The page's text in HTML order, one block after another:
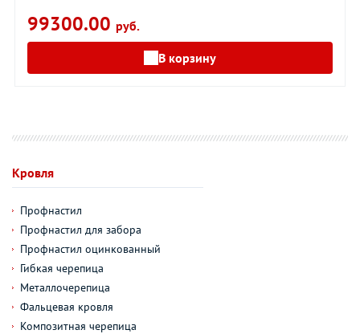
99300.00 руб.
В корзину
Кровля
Профнастил
Профнастил для забора
Профнастил оцинкованный
Гибкая черепица
Металлочерепица
Фальцевая кровля
Композитная черепица